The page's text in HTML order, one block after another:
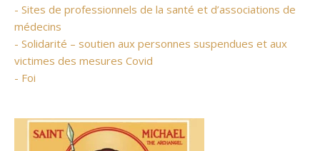
- Sites de professionnels de la santé et d’associations de
médecins
- Solidarité – soutien aux personnes suspendues et aux
victimes des mesures Covid
- Foi